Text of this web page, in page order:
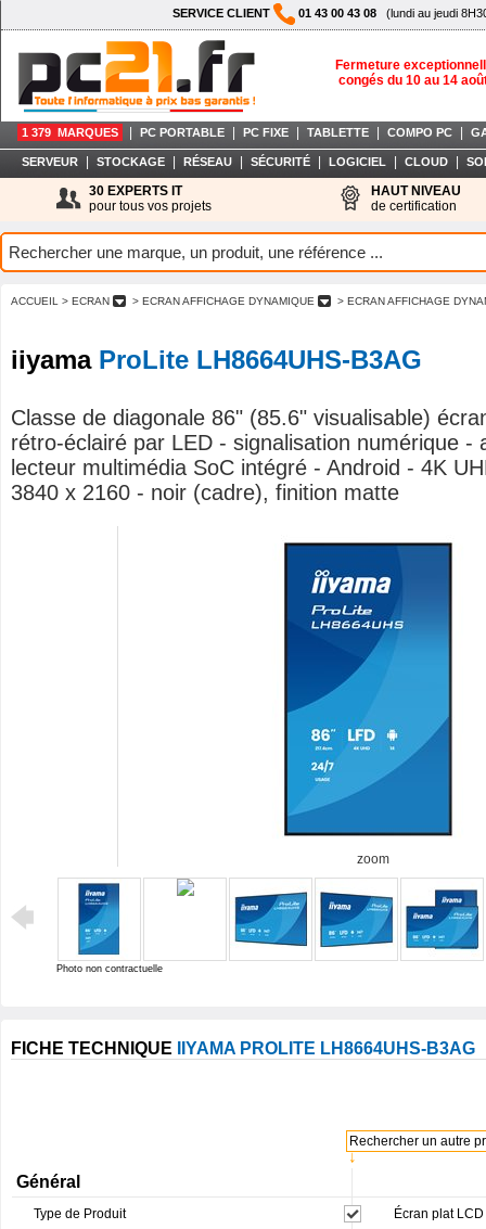
SERVICE CLIENT 01 43 00 43 08 (lundi au jeudi
Fermeture
congés du 10 au 14
1 379 MARQUES PC PORTABLE PC FIXE TABLETTE COMPO PC
SERVEUR STOCKAGE RÉSEAU SÉCURITÉ LOGICIEL CLOUD
30 EXPERTS IT
pour tous vos projets
HAUT NIVEAU
de certification
ACCUEIL > ECRAN > ECRAN AFFICHAGE DYNAMIQUE > ECRAN AFFICHAGE
iiyama ProLite LH8664UHS-B3AG
Classe de diagonale 86" (85.6" visualisable)
rétro-éclairé par LED - signalisation numérique -
lecteur multimédia SoC intégré - Android - 4K
3840 x 2160 - noir (cadre), finition matte
zoom
Photo non contractuelle
FICHE TECHNIQUE IIYAMA PROLITE LH8664UHS-B3AG
↓
Rechercher un autre
Général
Type de Produit Écran plat